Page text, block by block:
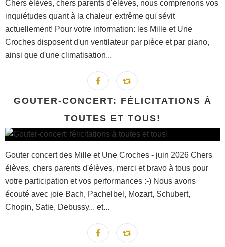
Chers élèves, chers parents d'élèves, nous comprenons vos
inquiétudes quant à la chaleur extrême qui sévit
actuellement! Pour votre information: les Mille et Une
Croches disposent d'un ventilateur par pièce et par piano,
ainsi que d'une climatisation...
GOUTER-CONCERT: FÉLICITATIONS À
TOUTES ET TOUS!
Gouter concert des Mille et Une Croches - juin 2026 Chers
élèves, chers parents d'élèves, merci et bravo à tous pour
votre participation et vos performances :-) Nous avons
écouté avec joie Bach, Pachelbel, Mozart, Schubert,
Chopin, Satie, Debussy... et...